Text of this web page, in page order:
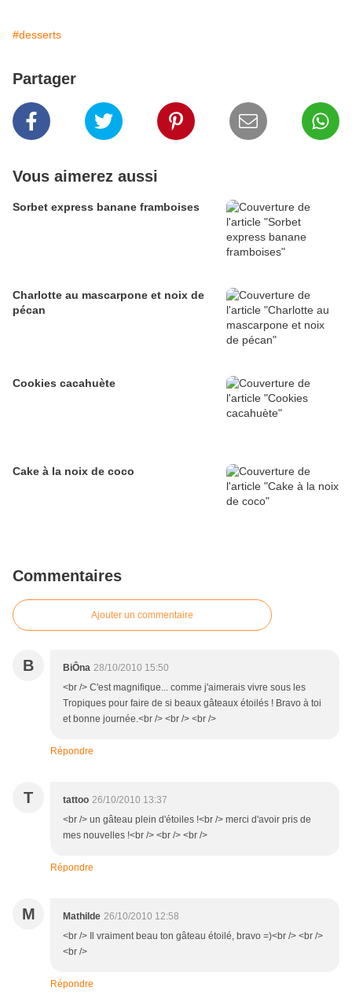
#desserts
Partager
Vous aimerez aussi
Sorbet express banane framboises
Charlotte au mascarpone et noix de
pécan
Cookies cacahuète
Cake à la noix de coco
Commentaires
Ajouter un commentaire
B BiÔna 28/10/2010 15:50
<br /> C'est magnifique... comme j'aimerais vivre sous les
Tropiques pour faire de si beaux gâteaux étoilés ! Bravo à toi
et bonne journée.<br /> <br /> <br />
Répondre
T tattoo 26/10/2010 13:37
<br /> un gâteau plein d'étoiles !<br /> merci d'avoir pris de
mes nouvelles !<br /> <br /> <br />
Répondre
M Mathilde 26/10/2010 12:58
<br /> Il vraiment beau ton gâteau étoilé, bravo =)<br /> <br />
<br />
Répondre